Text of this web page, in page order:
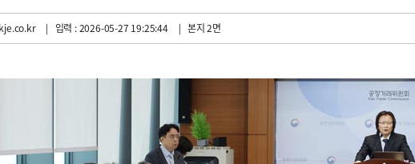
| 입력 : 2026-05-27 19:25:44 | 본지 2면